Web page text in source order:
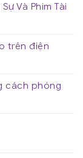
Và Phim Tài
trên điện
cách phóng